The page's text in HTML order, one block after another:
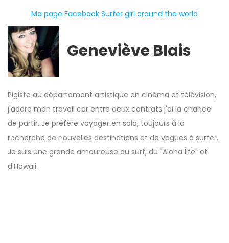
Ma page Facebook Surfer girl around the world
Geneviève Blais
Pigiste au département artistique en cinéma et télévision,
j'adore mon travail car entre deux contrats j'ai la chance
de partir. Je préfère voyager en solo, toujours à la
recherche de nouvelles destinations et de vagues à surfer.
Je suis une grande amoureuse du surf, du "Aloha life" et
d'Hawaii.